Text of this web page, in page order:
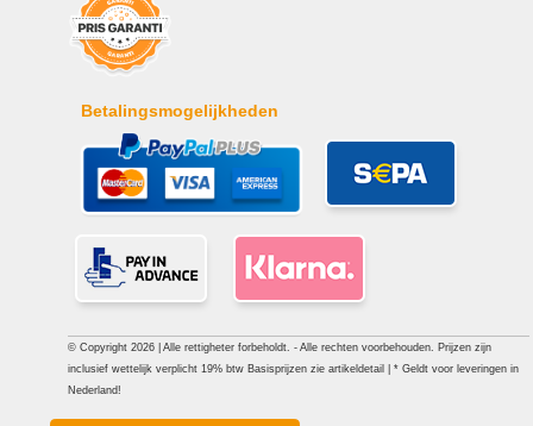
Betalingsmogelijkheden
© Copyright 2026 | Alle rettigheter forbeholdt. - Alle rechten voorbehouden. Prijzen zijn
inclusief wettelijk verplicht 19% btw Basisprijzen zie artikeldetail | * Geldt voor leveringen in
Nederland!